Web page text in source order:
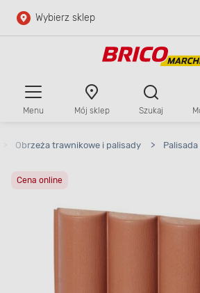
Przejdź do głównej zawartości
Wybierz sklep
Menu Mój sklep Szukaj
Obrzeża trawnikowe i palisady >
Cena online